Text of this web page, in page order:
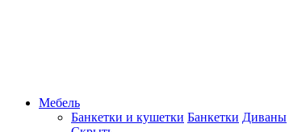
Мебель
Банкетки и кушетки Банкетки Диваны